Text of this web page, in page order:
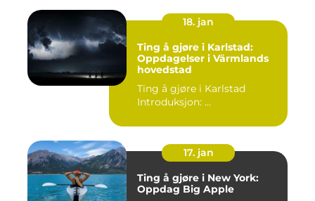
18. jan
Ting å gjøre i Karlstad:
Oppdagelser i Värmlands
hovedstad
Ting å gjøre i Karlstad
Introduksjon: ...
17. jan
Ting å gjøre i New York:
Oppdag Big Apple